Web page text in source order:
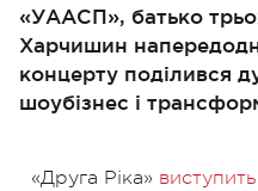
«УААСП», батько
Харчишин
концерту поділився
шоубізнес і
«Друга Ріка» виступить